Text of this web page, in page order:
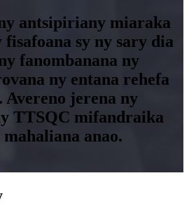
antsipiriany miaraka
sy ny sary dia
fanombanana ny
ny entana rehefa
Avereno jerena ny
TTSQC mifandraika
anao.